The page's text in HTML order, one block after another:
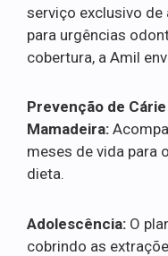
serviço exclusivo
para urgências
cobertura, a Amil
Prevenção de
Mamadeira:
meses de vida para
dieta.
Adolescência: O
cobrindo as